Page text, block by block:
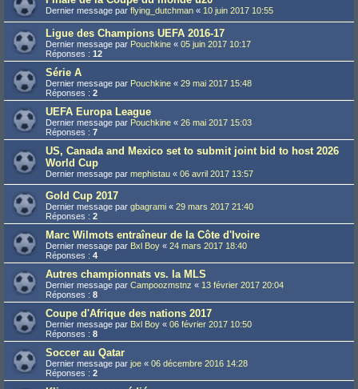
Dernier message par flying_dutchman « 10 juin 2017 10:55
Ligue des Champions UEFA 2016-17
Dernier message par Pouchkine « 05 juin 2017 10:17
Réponses : 12
Série A
Dernier message par Pouchkine « 29 mai 2017 15:48
Réponses : 2
UEFA Europa League
Dernier message par Pouchkine « 26 mai 2017 15:03
Réponses : 7
US, Canada and Mexico set to submit joint bid to host 2026
World Cup
Dernier message par mephistau « 06 avril 2017 13:57
Gold Cup 2017
Dernier message par gbagrami « 29 mars 2017 21:40
Réponses : 2
Marc Wilmots entraîneur de la Côte d'Ivoire
Dernier message par Bxl Boy « 24 mars 2017 18:40
Réponses : 4
Autres championnats vs. la MLS
Dernier message par Campoozmstnz « 13 février 2017 20:04
Réponses : 8
Coupe d'Afrique des nations 2017
Dernier message par Bxl Boy « 06 février 2017 10:50
Réponses : 8
Soccer au Qatar
Dernier message par joe « 06 décembre 2016 14:28
Réponses : 2